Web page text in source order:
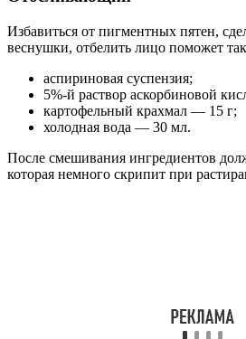
Избавиться от пигментных пятен,
веснушки, отбелить лицо поможет
аспириновая суспензия;
5%-й раствор аскорбиновой
картофельный крахмал — 15 г;
холодная вода — 30 мл.
После смешивания ингредиентов
которая немного скрипит при